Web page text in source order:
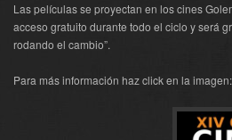
Las películas se proyectan en los cines
acceso gratuito durante todo el ciclo y será
rodando el cambio”.
Para más información haz click en la imagen: